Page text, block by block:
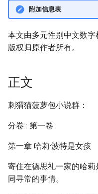
附加信息表
本文由多元性别中文数字
版权归原作者所有。
正文
刺猬猫菠萝包小说群：
分卷 : 第一卷
第一章 哈莉·波特是女孩
寄住在德思礼一家的哈
同寻常的事情。